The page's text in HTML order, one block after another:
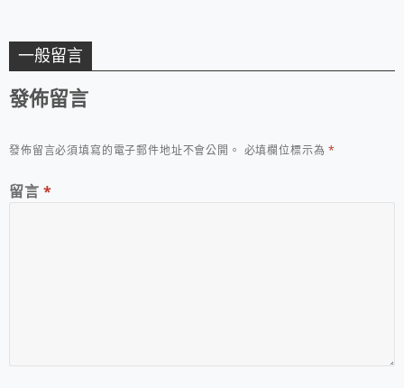
一般留言
發佈留言
發佈留言必須填寫的電子郵件地址不會公開。 必填欄位標示為*
留言 *